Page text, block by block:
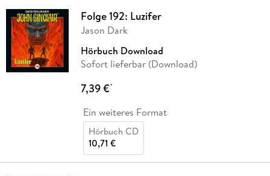
Folge 192: Luzifer
Jason Dark
Hörbuch Download
Sofort lieferbar (Download)
7,39 €*
Ein weiteres Format
Hörbuch CD
10,71 €